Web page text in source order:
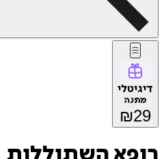
דיגיטלי
מתנה
₪29